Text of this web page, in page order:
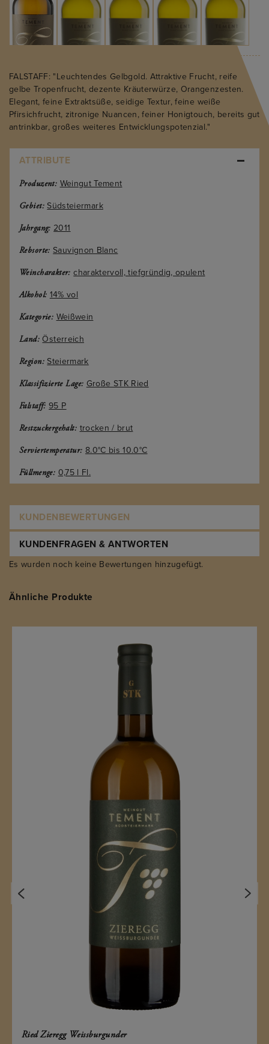
FALSTAFF: "Leuchtendes Gelbgold. Attraktive Frucht, reife
gelbe Tropenfrucht, dezente Kräuterwürze, Orangenzesten.
Elegant, feine Extraktsüße, seidige Textur, feine weiße
Pfirsichfrucht, zitronige Nuancen, feiner Honigtouch, bereits gut
antrinkbar, großes weiteres Entwicklungspotenzial."
ATTRIBUTE
Produzent: Weingut Tement
Gebiet: Südsteiermark
Jahrgang: 2011
Rebsorte: Sauvignon Blanc
Weincharakter: charaktervoll, tiefgründig, opulent
Alkohol: 14% vol
Kategorie: Weißwein
Land: Österreich
Region: Steiermark
Klassifizierte Lage: Große STK Ried
Falstaff: 95 P
Restzuckergehalt: trocken / brut
Serviertemperatur: 8.0°C bis 10.0°C
Füllmenge: 0,75 l Fl.
KUNDENBEWERTUNGEN
KUNDENFRAGEN & ANTWORTEN
Es wurden noch keine Bewertungen hinzugefügt.
Ähnliche Produkte
Ried Zieregg Weissburgunder